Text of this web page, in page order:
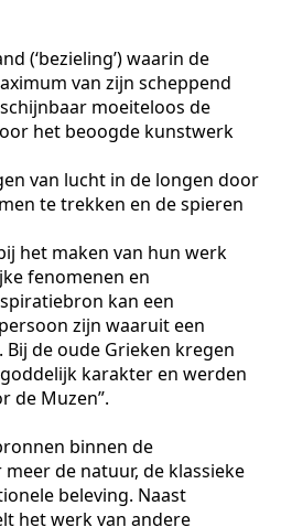
(‘bezieling’) waarin de
van zijn scheppend
moeiteloos de
het beoogde kunstwerk
van lucht in de longen door
te trekken en de spieren
het maken van hun werk
fenomenen en
kan een
zijn waaruit een
de oude Grieken kregen
karakter en werden
de Muzen”.
binnen de
de natuur, de klassieke
beleving. Naast
het werk van andere